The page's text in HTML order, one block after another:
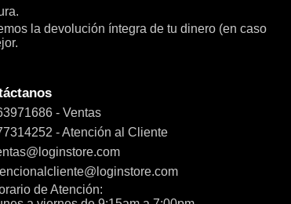
la devolución íntegra de tu dinero (en caso
- Ventas
- Atención al Cliente
de Atención: